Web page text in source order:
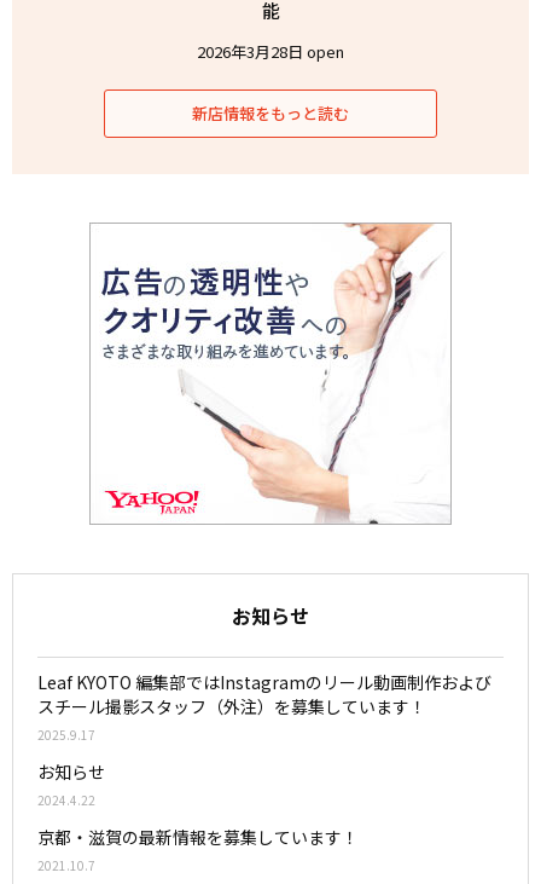
能
2026年3月28日 open
新店情報をもっと読む
お知らせ
Leaf KYOTO 編集部ではInstagramのリール動画制作および
スチール撮影スタッフ（外注）を募集しています！
2025.9.17
お知らせ
2024.4.22
京都・滋賀の最新情報を募集しています！
2021.10.7